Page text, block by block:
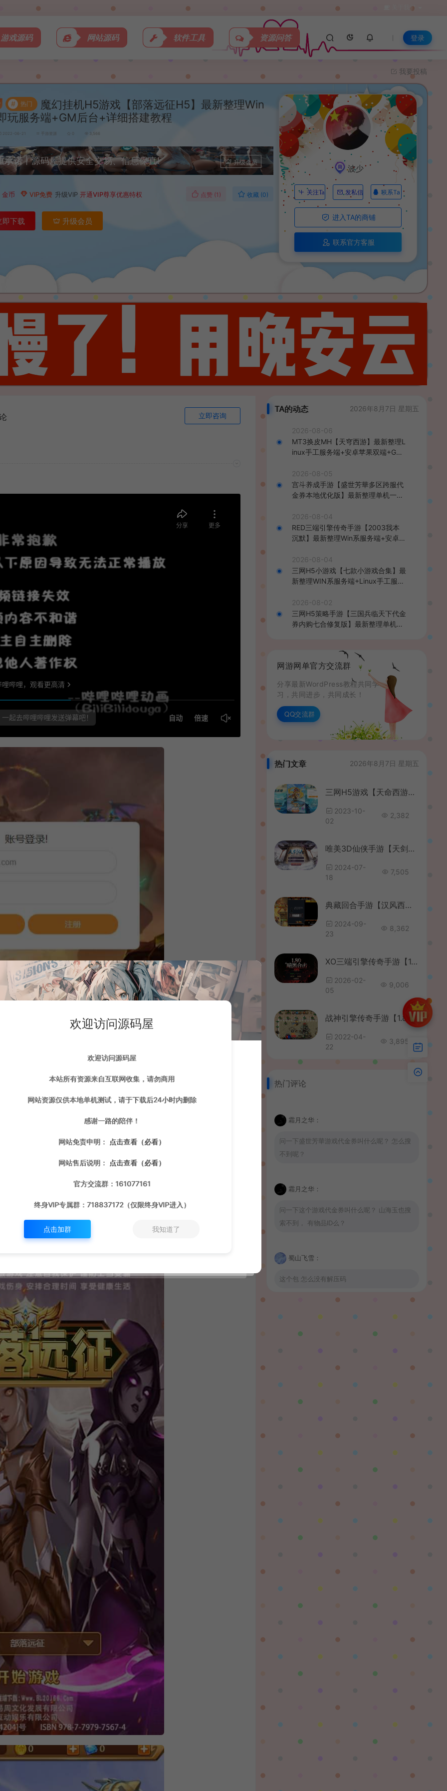
关于我们
游戏源码 网站源码 软件工具 资源问答 登录
我要投稿
# 热门
魔幻挂机H5游戏【部落远征H5】最新整理Win
玩服务端+GM后台+详细搭建教程
2022-06-21 手游资源 0 3,566
承诺丨源码屋提供安全交易、信息保真! 升级会员
金币 VIP免费 升级VIP 开通VIP尊享优惠特权 点赞 (1 ) 收藏 (0)
即下载 升级会员
波少
关注Ta 发私信 联系Ta
进入TA的商铺
联系官方客服
立即咨询
TA的动态 2026年8月7日 星期五
2026-08-06
MT3换皮MH【天穹西游】最新整理L
inux手工服务端+安卓苹果双端+GM
教程
2026-08-05
宫斗养成手游【盛世芳華多区跨服代
金券本地优化版】最新整理单机一键
后台+安卓+详细搭建教程
2026-08-04
RED三端引擎传奇手游【2003我本
沉默】最新整理Win系服务端+安卓苹
2026-08-04
三网H5小游戏【七款小游戏合集】最
新整理WIN系服务端+Linux手工服务
2026-08-02
三网H5策略手游【三国兵临天下代金
券内购七合修复版】最新整理单机一
端+详细搭建教程+视频教程
网游网单官方交流群
分享最新WordPress教程共同学
习，共同进步，共同成长！
QQ交流群
热门文章 2026年8月7日 星期五
三网H5游戏【天命西游H5】最新整理一键既玩镜像服务端+Linux手工服务端+GM授权后台+详细搭建教程
2023-10-
02
2,382
唯美3D仙侠手游【天剑决】最新整理WIN系服务端+安卓+GM授权后台+详细搭建教程+视频教程
2024-07-
18
7,505
典藏回合手游【汉风西游】最新整理Linux手工服务端+安卓+管理后台+源码+详细搭建教程+视频教程
2024-09-
23
8,362
XO三端引擎传奇手游【1.80暗黑变态合击】最新整理Win系服务端+PC安卓苹果三端+加密工具+详细搭建教程
2026-02-
05
9,006
战神引擎传奇手游【1.80战神归来二开端】最新整理特色Win系服务端+安卓苹果双端+GM授权后台+详细搭建教程
2022-04-
22
3,895
热门评论
霜月之华：
问一下盛世芳華游戏代金券叫什么呢？ 怎么搜
不到呢？
霜月之华：
问一下这个游戏代金券叫什么呢？ 山海玉也搜
索不到， 有物品ID么？
蜀山飞雪：
这个包 怎么没有解压码
山海玉
欢迎访问源码屋
欢迎访问源码屋
本站所有资源来自互联网收集，请勿商用
网站资源仅供本地单机测试，请于下载后24小时内删除
感谢一路的陪伴！
网站免责申明： 点击查看（必看）
网站售后说明： 点击查看（必看）
官方交流群：161077161
终身VIP专属群：718837172（仅限终身VIP进入）
点击加群 我知道了